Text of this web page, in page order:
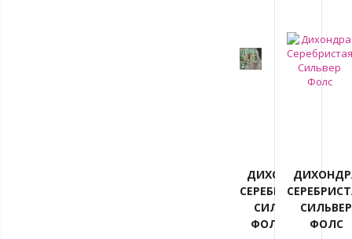
ДИХОНДРА
СЕРЕБРИСТАЯ
СИЛЬВЕР
ФОЛС D12
СИЛЬВЕР
ФОЛС